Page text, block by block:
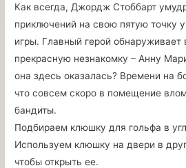
Как всегда, Джордж Стоббарт
приключений на свою пятую точку
игры. Главный герой обнаруживает
прекрасную незнакомку – Анну
она здесь оказалась? Времени на
что совсем скоро в помещение
бандиты.
Подбираем клюшку для гольфа в
Используем клюшку на двери в
чтобы открыть ее.